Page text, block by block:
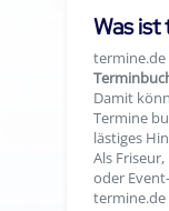
Was ist
termine.de
Damit
Termine
lästiges
Als
oder
termine.de